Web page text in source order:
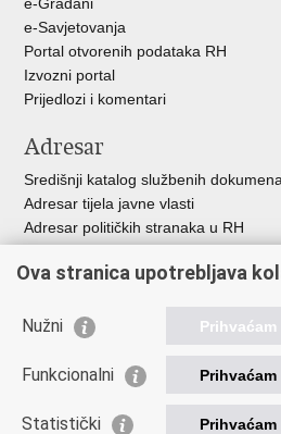
e-Savjetovanja
Portal otvorenih podataka RH
Izvozni portal
Prijedlozi i komentari
Adresar
Središnji katalog službenih
Adresar tijela javne vlasti
Adresar političkih stranaka u RH
Besplatni telefoni javne uprave
Važne poveznice
Vlada Republike Hrvatske
Europska komisija
Ova stranica upotrebljava
Nužni Prihvaćam
Funkcionalni Prihvaćam
Statistički Prihvaćam